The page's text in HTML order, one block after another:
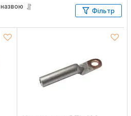
назвою
Фільтр